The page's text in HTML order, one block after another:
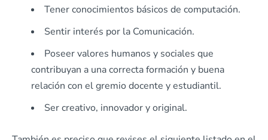
Tener conocimientos básicos de computación.
Sentir interés por la Comunicación.
Poseer valores humanos y sociales que
contribuyan a una correcta formación y buena
relación con el gremio docente y estudiantil.
Ser creativo, innovador y original.